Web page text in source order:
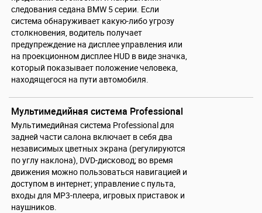
следования седана BMW 5 серии. Если
система обнаруживает какую-либо угрозу
столкновения, водитель получает
предупреждение на дисплее управления или
на проекционном дисплее HUD в виде значка,
который показывает положение человека,
находящегося на пути автомобиля.
Мультимедийная система Professional
Мультимедийная система Professional для
задней части салона включает в себя два
независимых цветных экрана (регулируются
по углу наклона), DVD-дисковод; во время
движения можно пользоваться навигацией и
доступом в интернет; управление с пульта,
входы для МР3-плеера, игровых приставок и
наушников.